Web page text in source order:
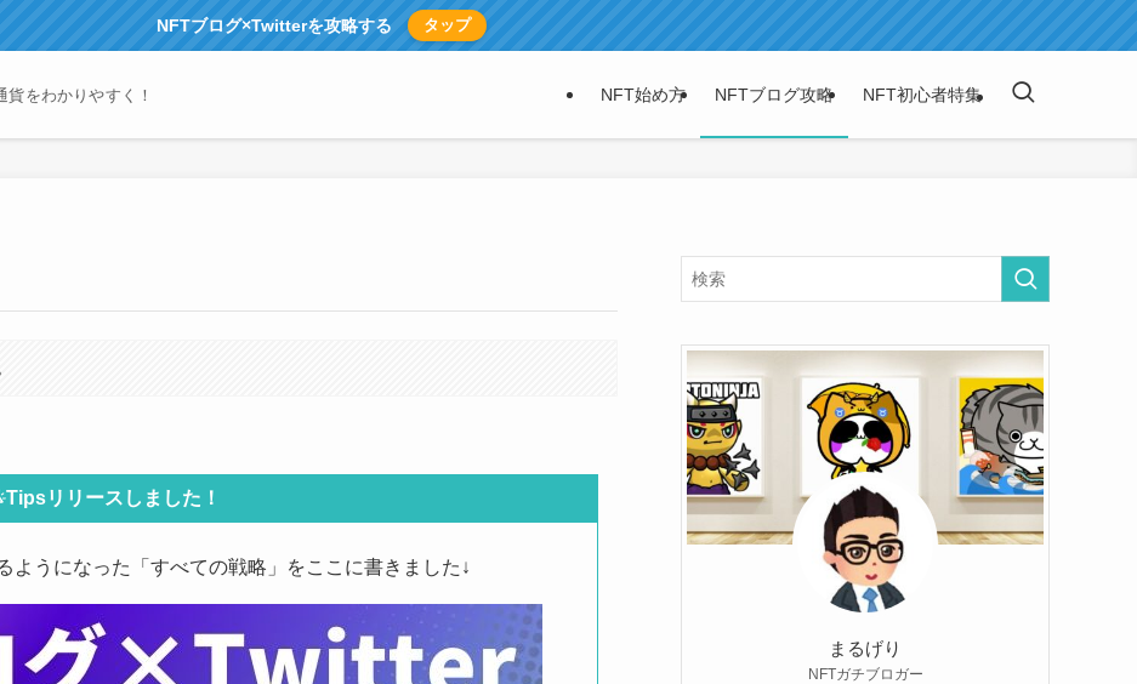
NFTブログ×Twitterを攻略する タップ
貨をわかりやすく！ NFT始め方 NFTブログ攻略 NFT初心者特集
Tipsリリースしました！
ようになった「すべての戦略」をここに書きました↓
まるげり
NFTガチブロガー